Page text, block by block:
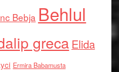
Bebja Behlul
grecaElida
Ermira Babamusta